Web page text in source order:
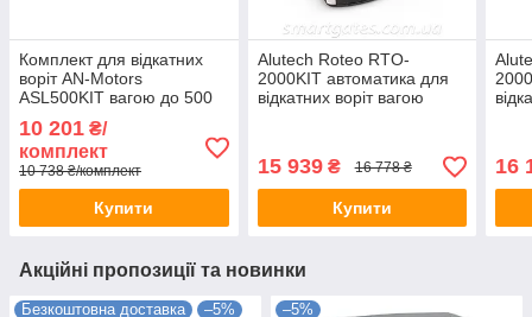
Комплект для відкатних
воріт AN-Motors
ASL500KIT вагою до 500
кг
10 201 ₴/
комплект
10 738 ₴/комплект
Купити
Alutech Roteo RTO-
2000KIT автоматика для
відкатних воріт вагою
15 939₴ 16 778 ₴
Купити
16
Акційні пропозиції та новинки
Безкоштовна доставка –5% –5%